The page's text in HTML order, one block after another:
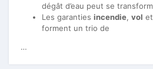
dégât d’eau peut se
Les garanties incendie, vol et
forment un trio de
…